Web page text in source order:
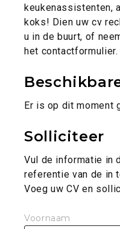
keukenassistenten,
koks! Dien uw cv
u in de buurt, of
het contactformulier.
Er is op dit moment
Solliciteer
Vul de informatie in
referentie van de in
Voeg uw CV en
Solliciteer
Voornaam